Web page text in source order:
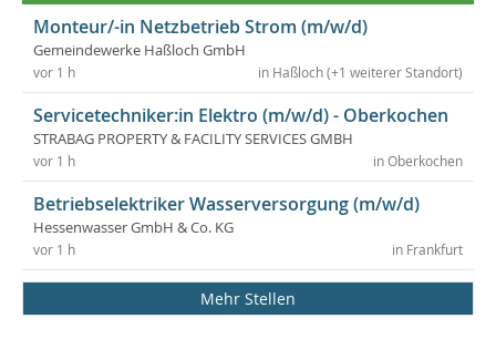
Monteur/-in Netzbetrieb Strom (m/w/d)
Gemeindewerke Haßloch GmbH
in Haßloch (+1 weiterer Standort)
vor 1 h
Servicetechniker:in Elektro (m/w/d) - Oberkochen
STRABAG PROPERTY & FACILITY SERVICES GMBH
in Oberkochen
vor 1 h
Betriebselektriker Wasserversorgung (m/w/d)
Hessenwasser GmbH & Co. KG
in Frankfurt
vor 1 h
Mehr Stellen